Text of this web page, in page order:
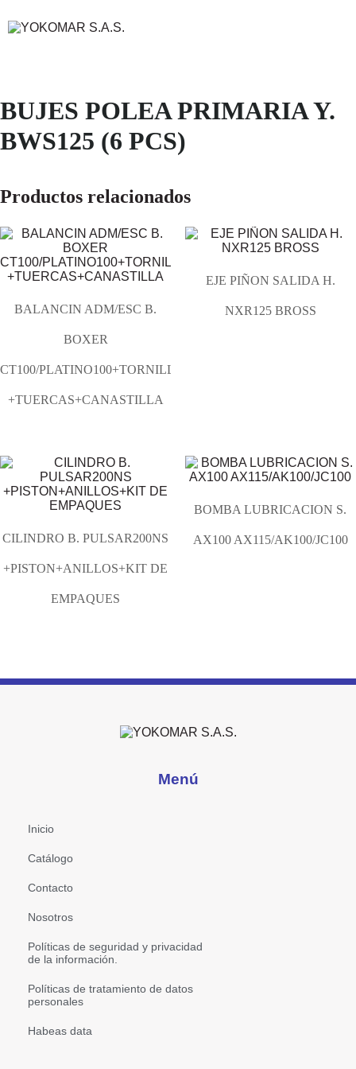
BUJES POLEA PRIMARIA Y.
BWS125 (6 PCS)
Productos relacionados
BALANCIN ADM/ESC B.
BOXER
CT100/PLATINO100+TORNILLOS
+TUERCAS+CANASTILLA
EJE PIÑON SALIDA H.
NXR125 BROSS
CILINDRO B. PULSAR200NS
+PISTON+ANILLOS+KIT DE
EMPAQUES
BOMBA LUBRICACION S.
AX100 AX115/AK100/JC100
Menú
Inicio
Catálogo
Contacto
Nosotros
Políticas de seguridad y privacidad
de la información.
Políticas de tratamiento de datos
personales
Habeas data